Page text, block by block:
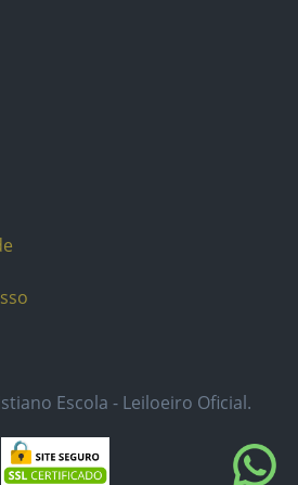
Escola - Leiloeiro Oficial.